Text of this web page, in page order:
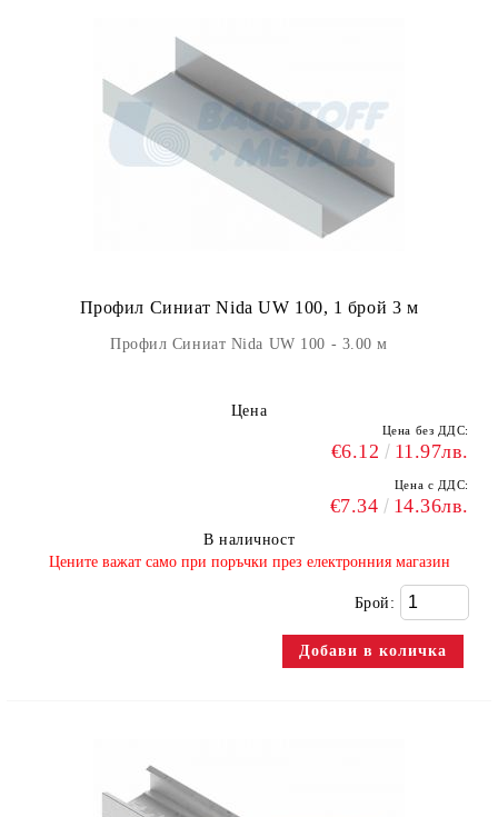
Профил Синиат Nida UW 100, 1 брой 3 м
Профил Синиат Nida UW 100 - 3.00 м
Цена
Цена без ДДС:
€6.12 11.97лв.
Цена с ДДС:
€7.34 14.36лв.
В наличност
​Цените важат само при поръчки през електронния магазин
Брой: